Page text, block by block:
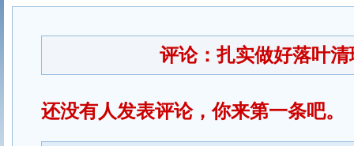
评论：扎实做好落叶
还没有人发表评论，你来第一条吧。